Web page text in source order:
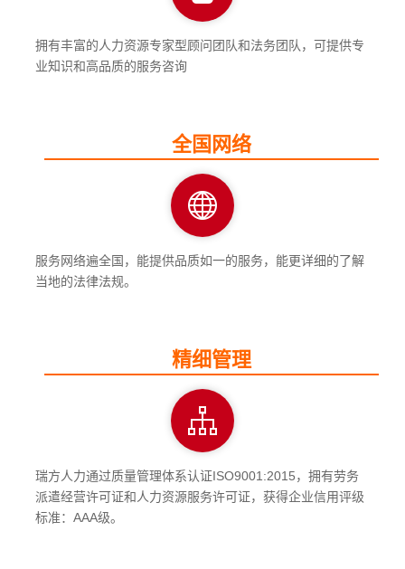
拥有丰富的人力资源专家型顾问团队和法务团队，可提供专
业知识和高品质的服务咨询
全国网络
服务网络遍全国，能提供品质如一的服务，能更详细的了解
当地的法律法规。
精细管理
瑞方人力通过质量管理体系认证ISO9001:2015，拥有劳务
派遣经营许可证和人力资源服务许可证，获得企业信用评级
标准：AAA级。